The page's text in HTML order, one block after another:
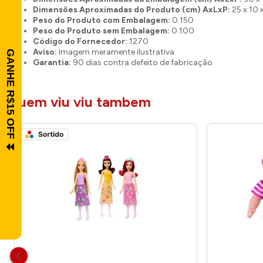
Dimensões Aproximadas do Produto (cm) AxLxP: 25 x 10
Peso do Produto com Embalagem: 0.150
Peso do Produto sem Embalagem: 0.100
Código do Fornecedor: 1270
Aviso: Imagem meramente ilustrativa
Garantia: 90 dias contra defeito de fabricação
quem viu viu tambem